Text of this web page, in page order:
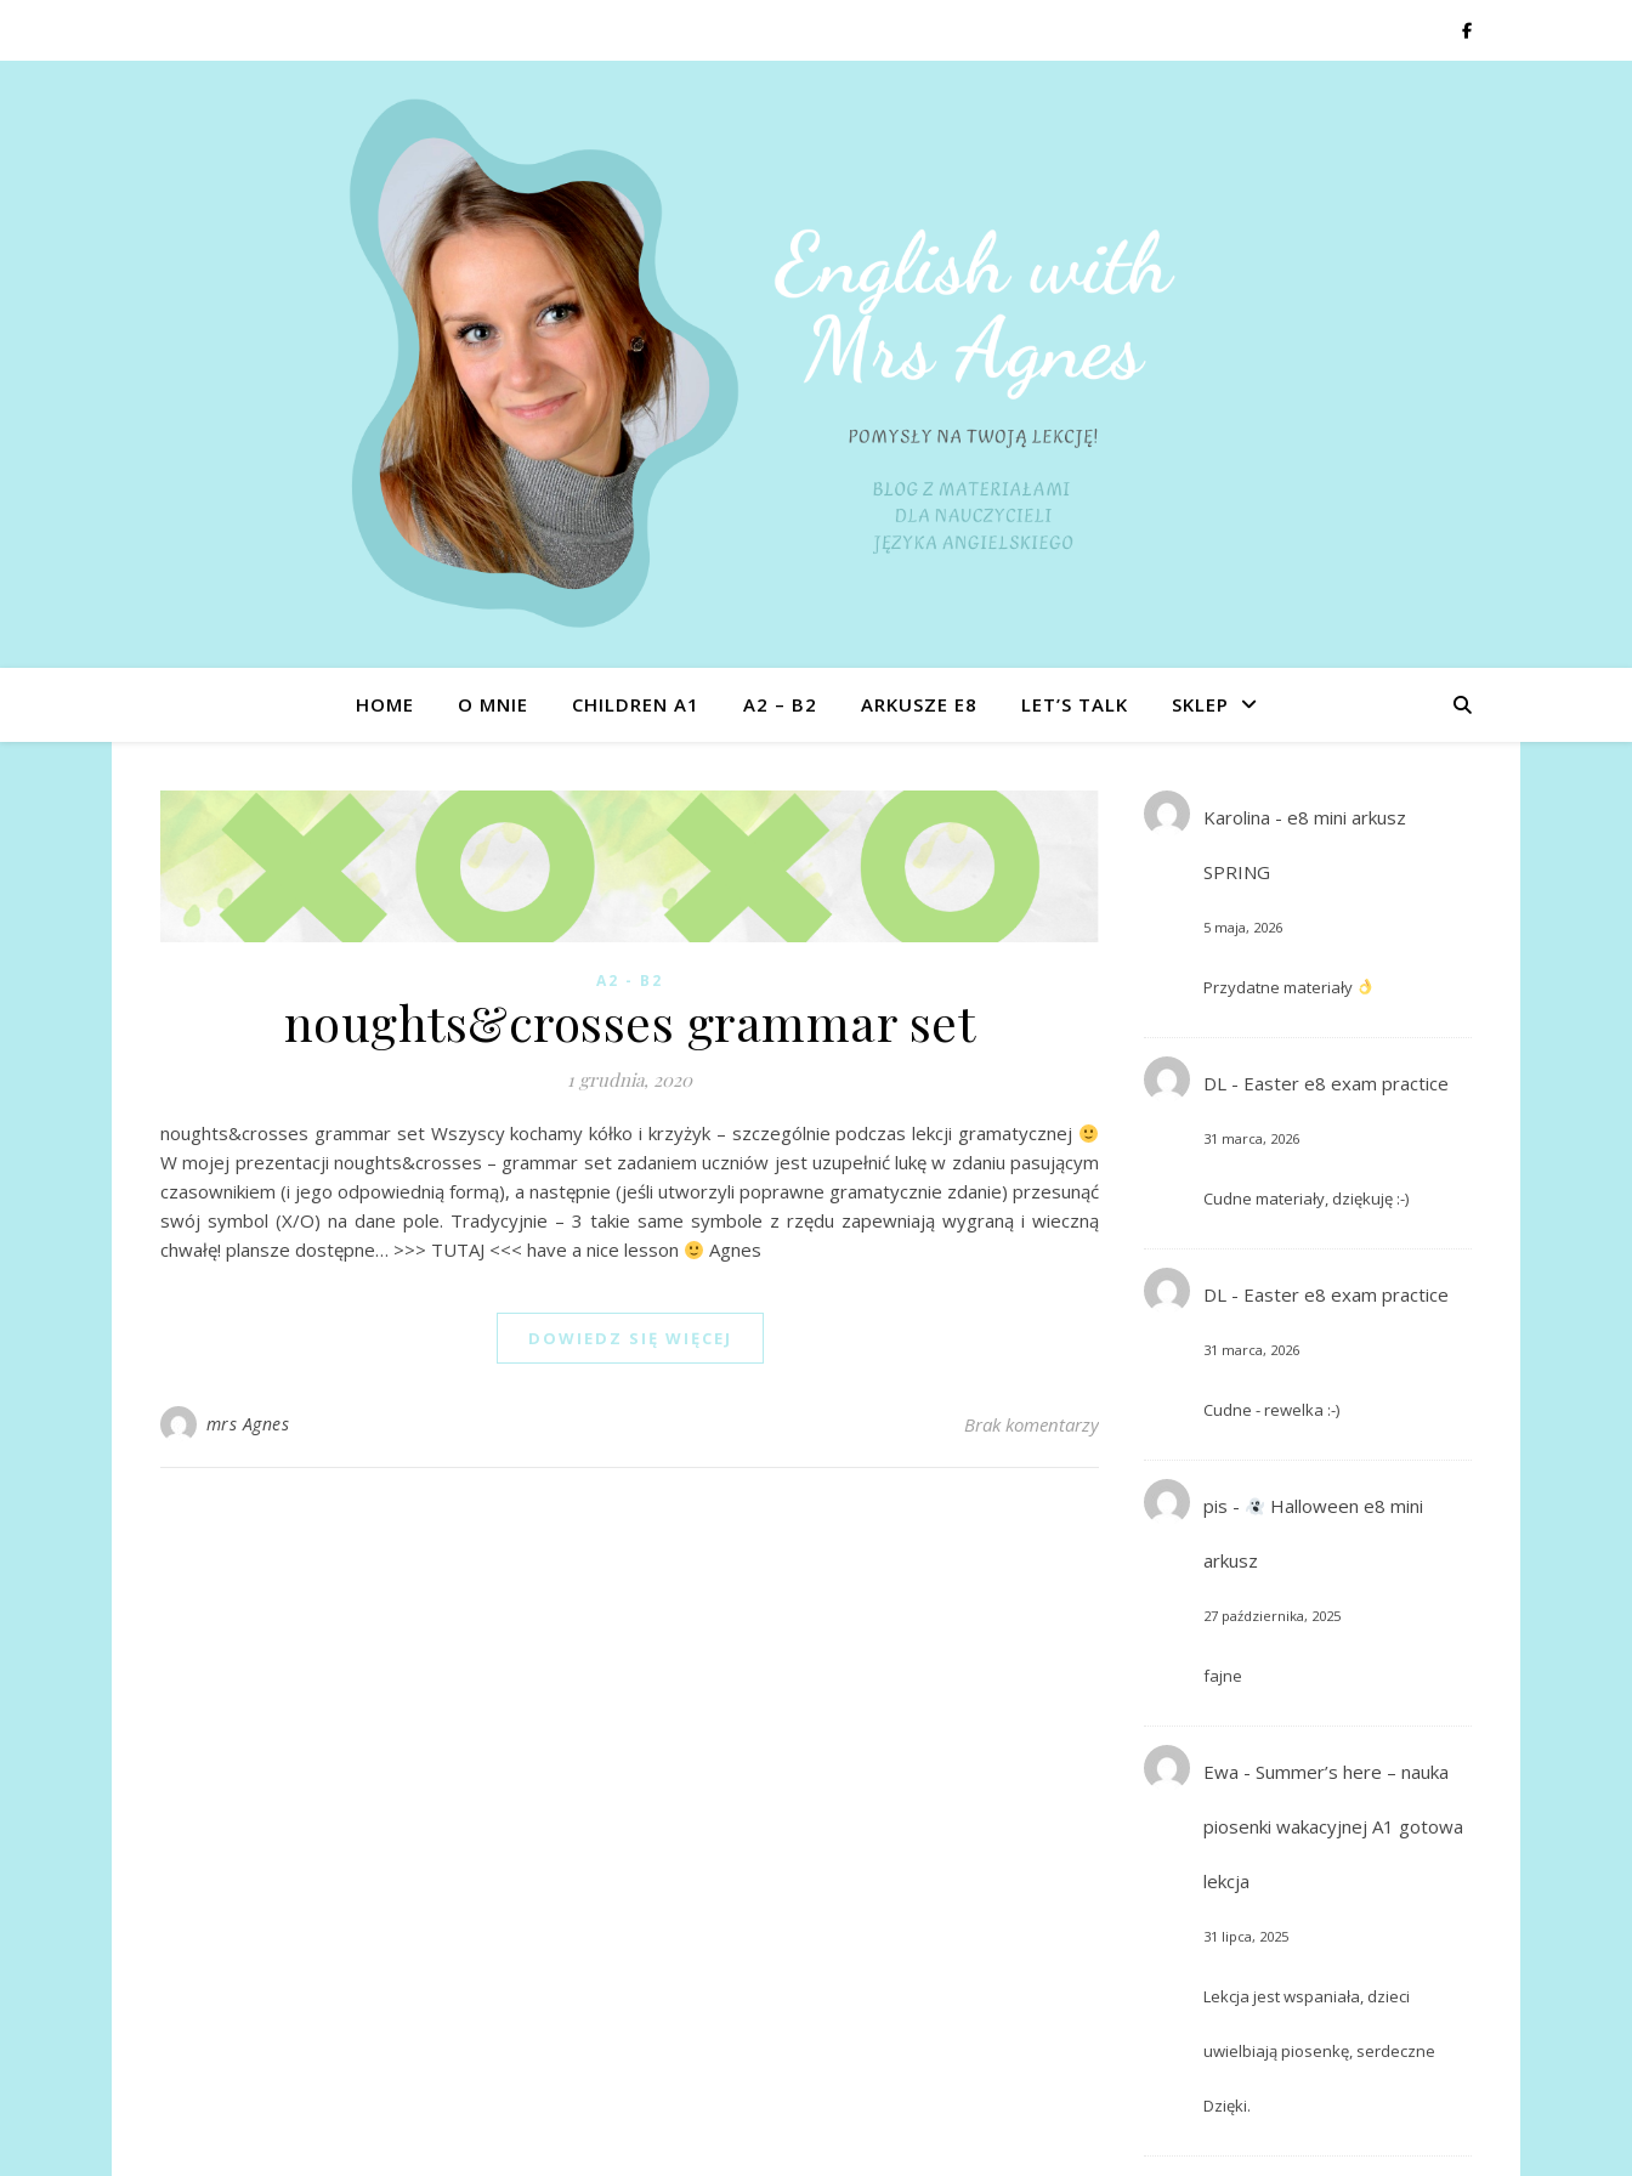
HOME O MNIE CHILDREN A1 A2 – B2 ARKUSZE E8 LET’S TALK SKLEP
A2 - B2
noughts&crosses grammar set
1 grudnia, 2020
noughts&crosses grammar set Wszyscy kochamy kółko i krzyżyk – szczególnie podczas lekcji gramatycznej
W mojej prezentacji noughts&crosses – grammar set zadaniem uczniów jest uzupełnić lukę w zdaniu pasującym
czasownikiem (i jego odpowiednią formą), a następnie (jeśli utworzyli poprawne gramatycznie zdanie) przesunąć
swój symbol (X/O) na dane pole. Tradycyjnie – 3 takie same symbole z rzędu zapewniają wygraną i wieczną
chwałę! plansze dostępne… >>> TUTAJ <<< have a nice lesson
Agnes
DOWIEDZ SIĘ WIĘCEJ
mrs Agnes Brak komentarzy
Karolina - e8 mini arkusz
SPRING
5 maja, 2026
Przydatne materiały
DL- Easter e8 exam practice
31 marca, 2026
Cudne materiały, dziękuję :-)
DL- Easter e8 exam practice
31 marca, 2026
Cudne - rewelka :-)
pis - Halloween e8 mini
arkusz
27 października, 2025
fajne
Ewa - Summer’s here – nauka
piosenki wakacyjnej A1 gotowa
lekcja
31 lipca, 2025
Lekcja jest wspaniała, dzieci
uwielbiają piosenkę, serdeczne
Dzięki.